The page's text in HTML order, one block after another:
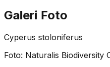
Galeri Foto
Cyperus stoloniferus
Foto: Naturalis Biodiversity